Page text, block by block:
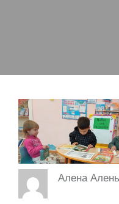
Алена